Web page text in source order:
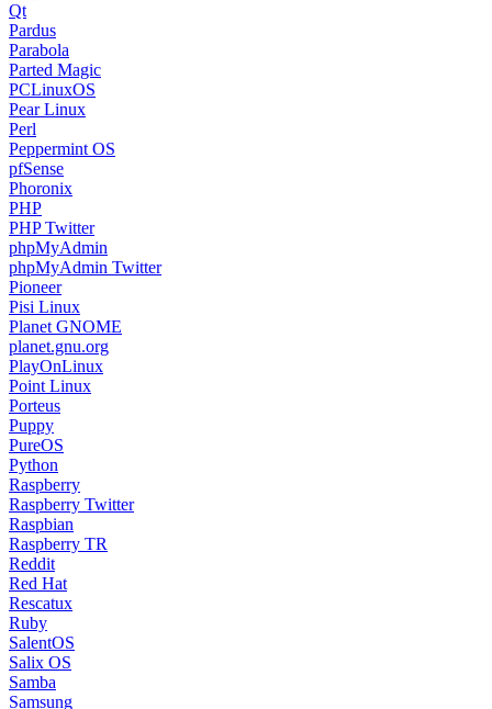
Qt
Pardus
Parabola
Parted Magic
PCLinuxOS
Pear Linux
Perl
Peppermint OS
pfSense
Phoronix
PHP
PHP Twitter
phpMyAdmin
phpMyAdmin Twitter
Pioneer
Pisi Linux
Planet GNOME
planet.gnu.org
PlayOnLinux
Point Linux
Porteus
Puppy
PureOS
Python
Raspberry
Raspberry Twitter
Raspbian
Raspberry TR
Reddit
Red Hat
Rescatux
Ruby
SalentOS
Salix OS
Samba
Samsung